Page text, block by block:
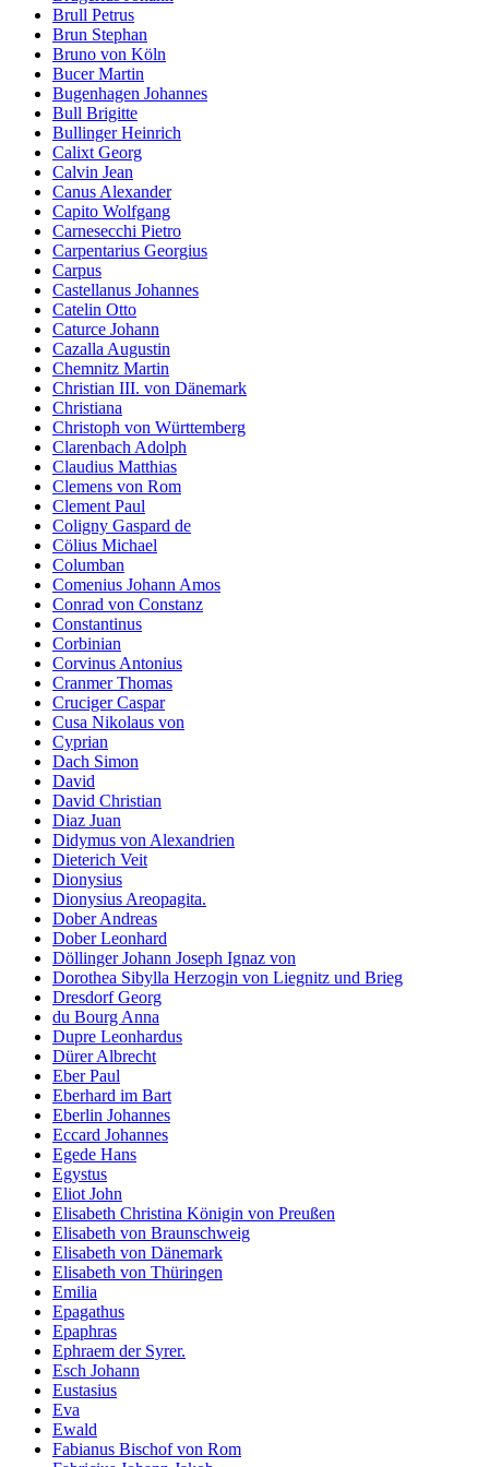
Brull Petrus
Brun Stephan
Bruno von Köln
Bucer Martin
Bugenhagen Johannes
Bull Brigitte
Bullinger Heinrich
Calixt Georg
Calvin Jean
Canus Alexander
Capito Wolfgang
Carnesecchi Pietro
Carpentarius Georgius
Carpus
Castellanus Johannes
Catelin Otto
Caturce Johann
Cazalla Augustin
Chemnitz Martin
Christian III. von Dänemark
Christiana
Christoph von Württemberg
Clarenbach Adolph
Claudius Matthias
Clemens von Rom
Clement Paul
Coligny Gaspard de
Cölius Michael
Columban
Comenius Johann Amos
Conrad von Constanz
Constantinus
Corbinian
Corvinus Antonius
Cranmer Thomas
Cruciger Caspar
Cusa Nikolaus von
Cyprian
Dach Simon
David
David Christian
Diaz Juan
Didymus von Alexandrien
Dieterich Veit
Dionysius
Dionysius Areopagita.
Dober Andreas
Dober Leonhard
Döllinger Johann Joseph Ignaz von
Dorothea Sibylla Herzogin von Liegnitz und Brieg
Dresdorf Georg
du Bourg Anna
Dupre Leonhardus
Dürer Albrecht
Eber Paul
Eberhard im Bart
Eberlin Johannes
Eccard Johannes
Egede Hans
Egystus
Eliot John
Elisabeth Christina Königin von Preußen
Elisabeth von Braunschweig
Elisabeth von Dänemark
Elisabeth von Thüringen
Emilia
Epagathus
Epaphras
Ephraem der Syrer.
Esch Johann
Eustasius
Eva
Ewald
Fabianus Bischof von Rom